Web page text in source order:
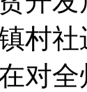
村
对